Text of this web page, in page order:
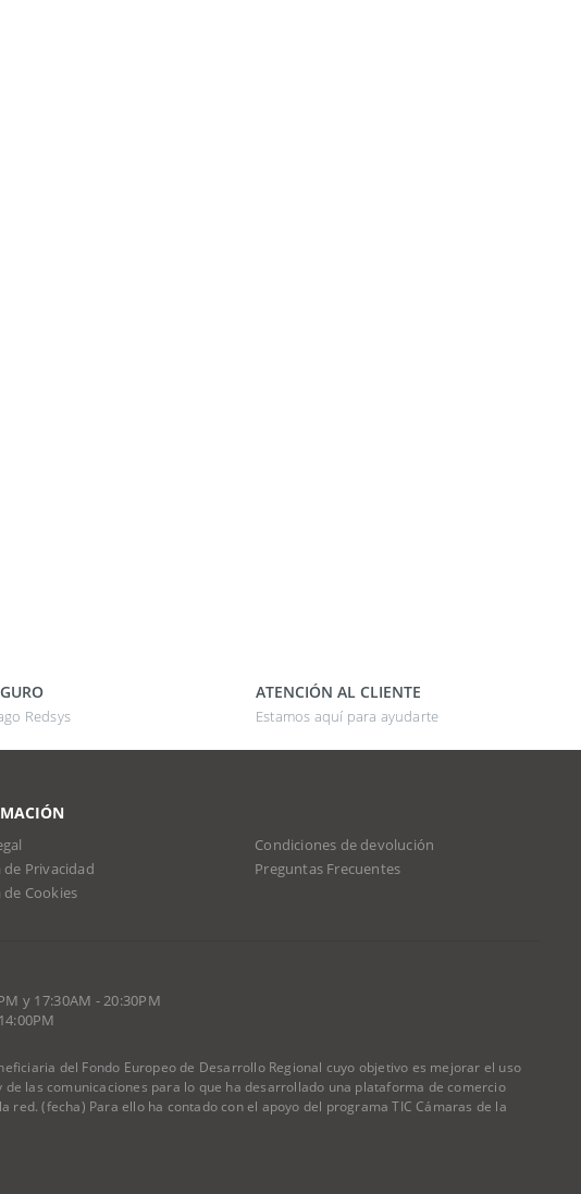
Redsys
ATENCIÓN AL CLIENTE
Estamos aquí para ayudarte
de Privacidad
de Cookies
Condiciones de devolución
Preguntas Frecuentes
y 17:30AM - 20:30PM
del Fondo Europeo de Desarrollo Regional cuyo objetivo es mejorar el uso
las comunicaciones para lo que ha desarrollado una plataforma de comercio
(fecha) Para ello ha contado con el apoyo del programa TIC Cámaras de la